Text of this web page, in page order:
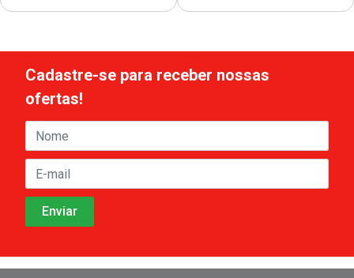
Cadastre-se para receber nossas
ofertas!